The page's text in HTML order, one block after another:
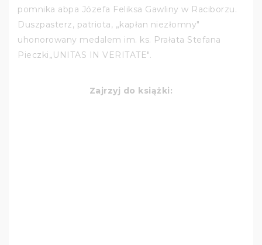
pomnika abpa Józefa Feliksa Gawliny w Raciborzu.
Duszpasterz, patriota, „kapłan niezłomny"
uhonorowany medalem im. ks. Prałata Stefana
Pieczki„UNITAS IN VERITATE".
Zajrzyj do książki: